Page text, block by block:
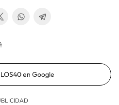
en Google